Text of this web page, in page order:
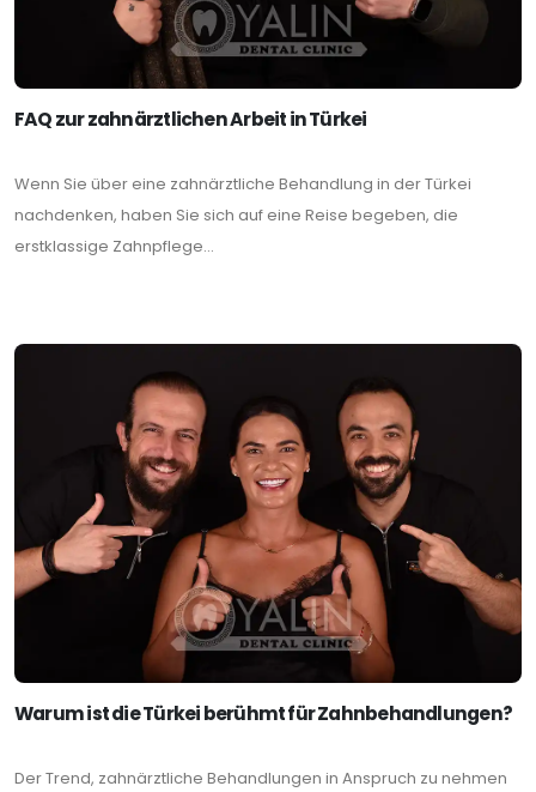
FAQ zur zahnärztlichen Arbeit in Türkei
Wenn Sie über eine zahnärztliche Behandlung in der Türkei
nachdenken, haben Sie sich auf eine Reise begeben, die
erstklassige Zahnpflege...
Warum ist die Türkei berühmt für Zahnbehandlungen?
Der Trend, zahnärztliche Behandlungen in Anspruch zu nehmen